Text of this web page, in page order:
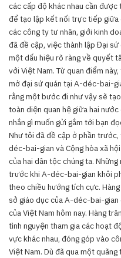
các cấp độ khác nhau cần
để tạo lập kết nối trực tiếp giữa
các công ty tư nhân, giới kinh
đã đề cập, việc thành lập Đại
một dấu hiệu rõ ràng về quyết
với Việt Nam. Từ quan điểm
mở đại sứ quán tại A-déc-bai-
rằng một bước đi như vậy sẽ
toàn diện quan hệ giữa hai nước
nhắn gì muốn gửi gắm tới bạn
Như tôi đã đề cập ở phần trước,
déc-bai-gian và Cộng hòa xã
của hai dân tộc chúng ta.
trước khi A-déc-bai-gian khôi
theo chiều hướng tích cực.
sở giáo dục của A-déc-bai-
của Việt Nam hôm nay. Hàng
tình nguyện tham gia các hoạt
vực khác nhau, đóng góp vào
Việt Nam. Dù đã qua một